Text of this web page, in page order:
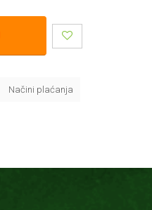
Načini plaćanja